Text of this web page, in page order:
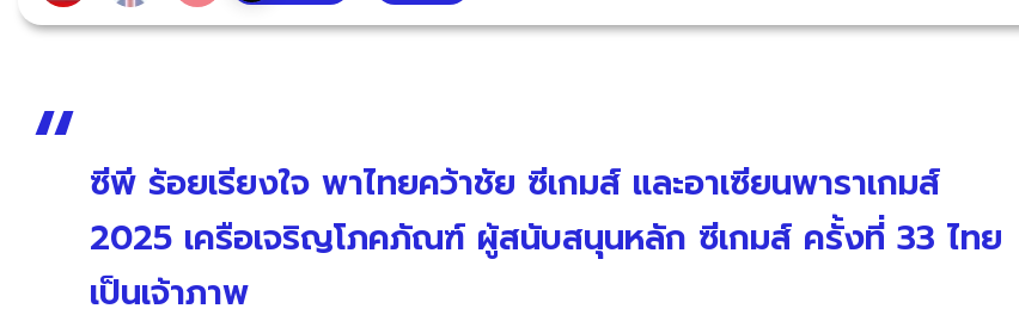
ซีพี ร้อยเรียงใจ พาไทยคว้าชัย ซีเกมส์ และอาเซียนพาราเกมส์
2025 เครือเจริญโภคภัณฑ์ ผู้สนับสนุนหลัก ซีเกมส์ ครั้งที่ 33 ไทย
เป็นเจ้าภาพ